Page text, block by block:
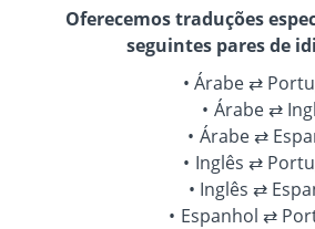
Oferecemos traduções
seguintes pares de
Árabe ⇄
Árabe ⇄
Árabe ⇄
Inglês ⇄
Inglês ⇄
Espanhol ⇄